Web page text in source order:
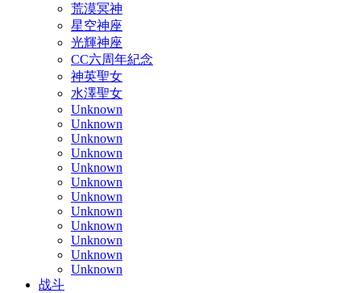
荒漠冥神
星空神座
光輝神座
CC六周年紀念
神英聖女
水澤聖女
Unknown
Unknown
Unknown
Unknown
Unknown
Unknown
Unknown
Unknown
Unknown
Unknown
Unknown
Unknown
战斗